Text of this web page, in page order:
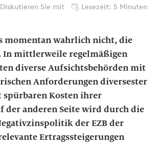
Diskutieren Sie mit Lesezeit: 5 Minuten
momentan wahrlich nicht, die
In mittlerweile regelmäßigen
diverse Aufsichtsbehörden mit
Anforderungen diversester
Kosten ihrer
der anderen Seite wird durch die
der EZB der
Ertragssteigerungen